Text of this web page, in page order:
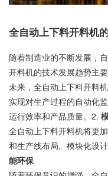
全自动上下料开料机
随着制造业的不断发展，
开料机的技术发展趋势主
未来，全自动上下料开料
实现对生产过程的自动化
运行效率和产品质量。2.
全自动上下料开料机将更
和生产线布局。模块化设
能环保